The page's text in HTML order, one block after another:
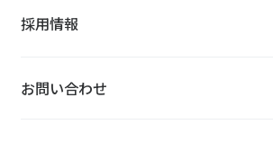
採用情報
お問い合わせ